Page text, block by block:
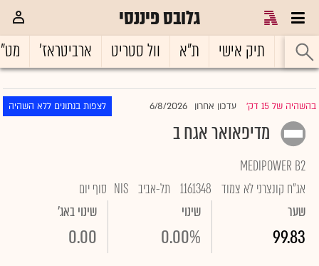
גלובס פיננסי
ראשי תיק אישי ת"א וול סטריט ארביטראז'
בהשהיה של 15 דק' |עדכון אחרון 6/8/2026 לצפות בנתונים ללא השהיה
מדיפאואר אגח ב
MEDIPOWER B2
אג"ח קונצרני לא צמוד 1161348 תל-אביב NIS סוף יום
שער
99.83
שינוי
0.00%
שינוי באג'
0.00